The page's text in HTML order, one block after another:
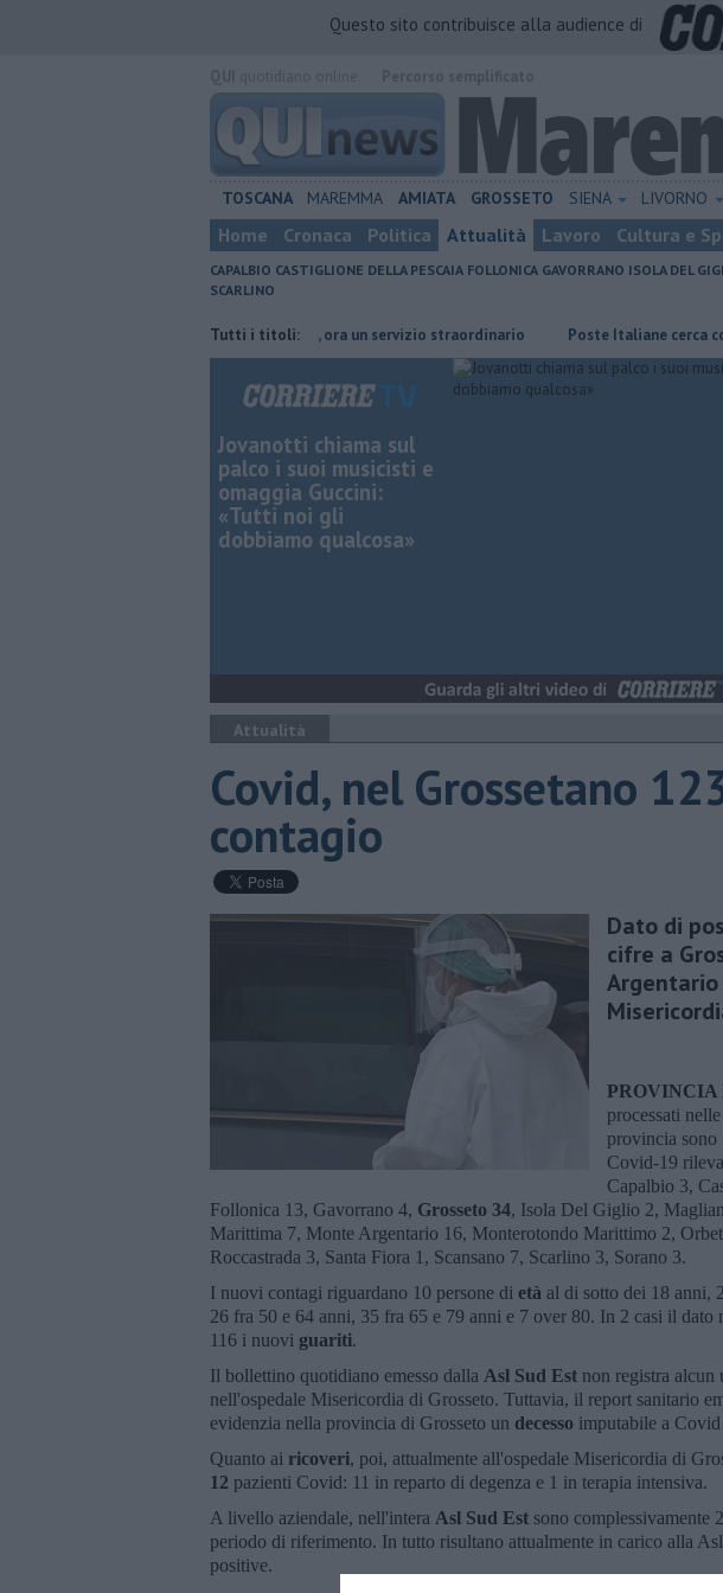
Questo sito contribuisce alla audience di
TOSCANA MAREMMA AMIATA GROSSETO SIENA LIVORNO
Home Cronaca Politica Attualità Lavoro Cultura e
CAPALBIO CASTIGLIONE DELLA PESCAIA FOLLONICA GAVORRANO ISOLA DEL
SCARLINO
Tutti i titoli:
Collegamenti Giglio, ora un servizio straordinario Poste Italiane cerca
Jovanotti chiama sul
palco i suoi musicisti e
omaggia Guccini:
«Tutti noi gli
dobbiamo qualcosa»
Attualità
Covid, nel Grossetano
contagio
Dato di
cifre a
PROVINCIA
processati
provincia sono
Covid-19
Capalbio 3,
Follonica 13, Gavorrano 4, Grosseto 34, Isola Del Giglio 2,
Marittima 7, Monte Argentario 16, Monterotondo Marittimo 2,
Roccastrada 3, Santa Fiora 1, Scansano 7, Scarlino 3, Sorano 3.
I nuovi contagi riguardano 10 persone di età al di sotto dei 18 anni,
26 fra 50 e 64 anni, 35 fra 65 e 79 anni e 7 over 80. In 2 casi il
116 i nuovi guariti.
Il bollettino quotidiano emesso dalla Asl Sud Est non registra alcun
nell'ospedale Misericordia di Grosseto. Tuttavia, il report sanitario
evidenzia nella provincia di Grosseto un decesso imputabile a
Quanto ai ricoveri, poi, attualmente all'ospedale Misericordia di
12 pazienti Covid: 11 in reparto di degenza e 1 in terapia intensiva.
A livello aziendale, nell'intera Asl Sud Est sono complessivamente
periodo di riferimento. In tutto risultano attualmente in carico alla
positive.